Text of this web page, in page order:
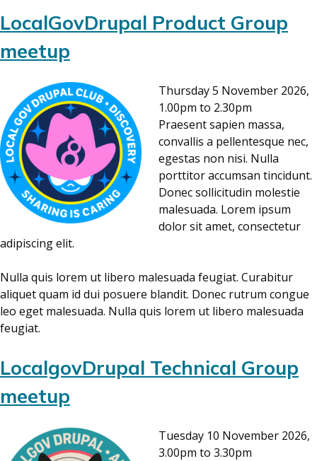
LocalGovDrupal Product Group
meetup
Thursday 5 November 2026,
1.00pm to 2.30pm
Praesent sapien massa,
convallis a pellentesque nec,
egestas non nisi. Nulla
porttitor accumsan tincidunt.
Donec sollicitudin molestie
malesuada. Lorem ipsum
dolor sit amet, consectetur
adipiscing elit.
Nulla quis lorem ut libero malesuada feugiat. Curabitur
aliquet quam id dui posuere blandit. Donec rutrum congue
leo eget malesuada. Nulla quis lorem ut libero malesuada
feugiat.
LocalgovDrupal Technical Group
meetup
Tuesday 10 November 2026,
3.00pm to 3.30pm